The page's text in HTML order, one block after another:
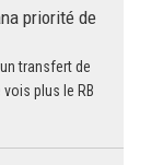
priorité de
transfert de
plus le RB